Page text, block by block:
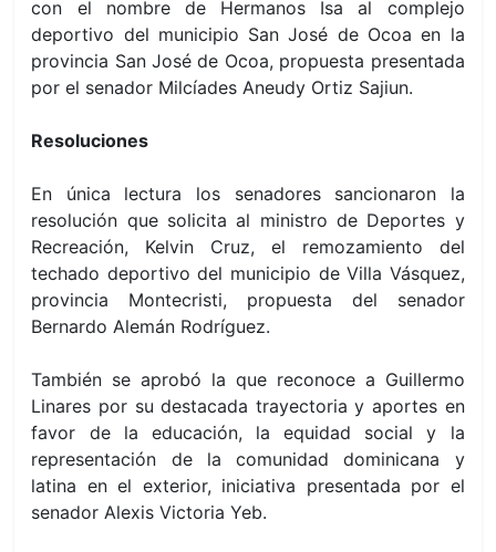
con el nombre de Hermanos Isa al complejo
deportivo del municipio San José de Ocoa en la
provincia San José de Ocoa, propuesta presentada
por el senador Milcíades Aneudy Ortiz Sajiun.
Resoluciones
En única lectura los senadores sancionaron la
resolución que solicita al ministro de Deportes y
Recreación, Kelvin Cruz, el remozamiento del
techado deportivo del municipio de Villa Vásquez,
provincia Montecristi, propuesta del senador
Bernardo Alemán Rodríguez.
También se aprobó la que reconoce a Guillermo
Linares por su destacada trayectoria y aportes en
favor de la educación, la equidad social y la
representación de la comunidad dominicana y
latina en el exterior, iniciativa presentada por el
senador Alexis Victoria Yeb.